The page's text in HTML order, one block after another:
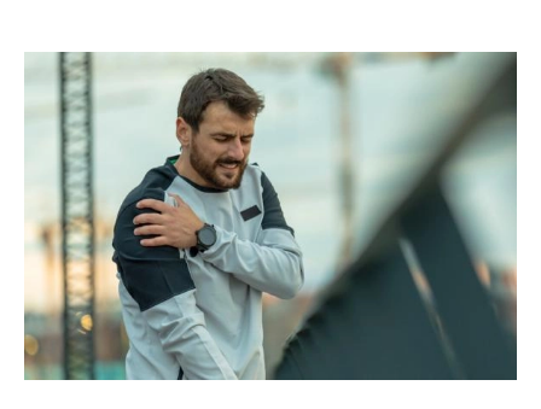
GUÍA
FRÍO
NO
TE
DETENGA